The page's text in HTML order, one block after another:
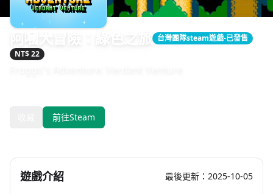
阿嘓大冒險：綠色之旅
台灣團隊steam遊戲-已發售
NT$ 22
前往Steam
遊戲介紹 最後更新：2025-10-05